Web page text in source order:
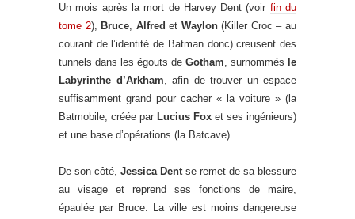
Un mois après la mort de Harvey Dent (voir fin du
tome 2), Bruce, Alfred et Waylon(Killer Croc – au
courant de l’identité de Batman donc) creusent des
tunnels dans les égouts de Gotham, surnommés le
Labyrinthe d’Arkham, afin de trouver un espace
suffisamment grand pour cacher « la voiture » (la
Batmobile, créée par Lucius Fox et ses ingénieurs)
et une base d’opérations (la Batcave).
De son côté, Jessica Dentse remet de sa blessure
au visage et reprend ses fonctions de maire,
épaulée par Bruce. La ville est moins dangereuse